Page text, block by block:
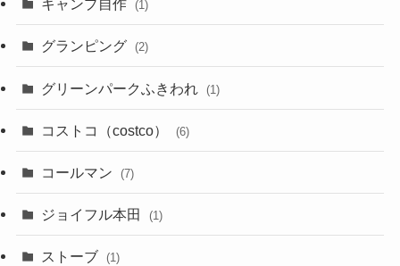
キャンプ自作 (1)
グランピング (2)
グリーンパークふきわれ (1)
コストコ（costco） (6)
コールマン (7)
ジョイフル本田 (1)
ストーブ (1)